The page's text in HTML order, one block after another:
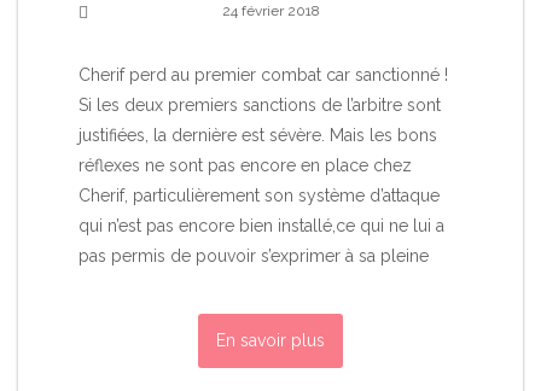
24 février 2018
Cherif perd au premier combat car sanctionné !
Si les deux premiers sanctions de l’arbitre sont
justifiées, la dernière est sévère. Mais les bons
réflexes ne sont pas encore en place chez
Cherif, particulièrement son système d’attaque
qui n’est pas encore bien installé,ce qui ne lui a
pas permis de pouvoir s’exprimer à sa pleine
En savoir plus